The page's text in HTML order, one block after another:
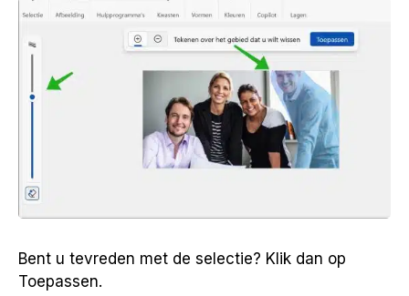
Bent u tevreden met de selectie? Klik dan op
Toepassen.